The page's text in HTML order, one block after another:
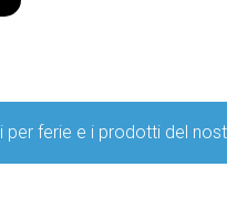
ferie e i prodotti del